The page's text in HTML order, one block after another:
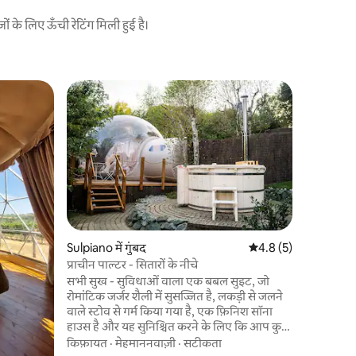
लिए ऊँची रेटिंग मिली हुई है।
Sulpiano में गुंबद औसत रेटिंग 5 में से 4.8,
4.8 (5)
प्राचीन पाल्टर - सितारों के नीचे
सभी सुख - सुविधाओं वाला एक बबल सुइट, जो
रोमांटिक जर्जर शैली में सुसज्जित है, लकड़ी से जलने
वाले स्टोव से गर्म किया गया है, एक फ़िनिश सॉना
हाउस है और यह सुनिश्चित करने के लिए कि आप कुछ
भी याद न करें...यहां तक कि एक छोटा सा रेस्तरां जहाँ
किफ़ायत ·मेहमाननवाज़ी ·सटीकता